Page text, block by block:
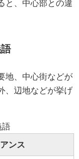
と、中心部との違
地、中心街などが
、辺地などが挙げ
語
ンス